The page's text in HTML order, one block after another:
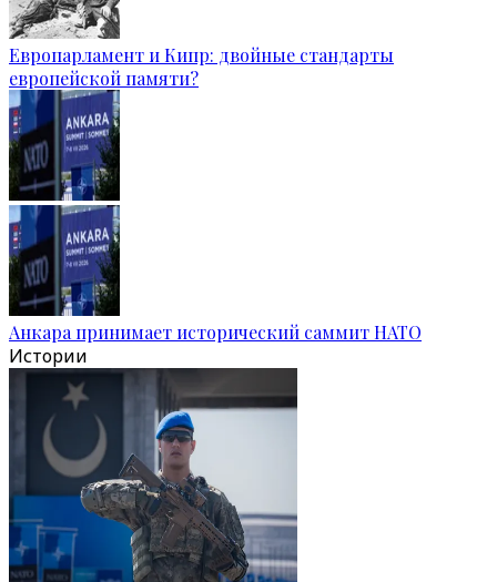
Европарламент и Кипр: двойные стандарты
европейской памяти?
Анкара принимает исторический саммит НАТО
Истории